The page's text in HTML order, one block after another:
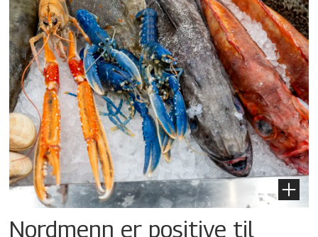
Nordmenn er positive til